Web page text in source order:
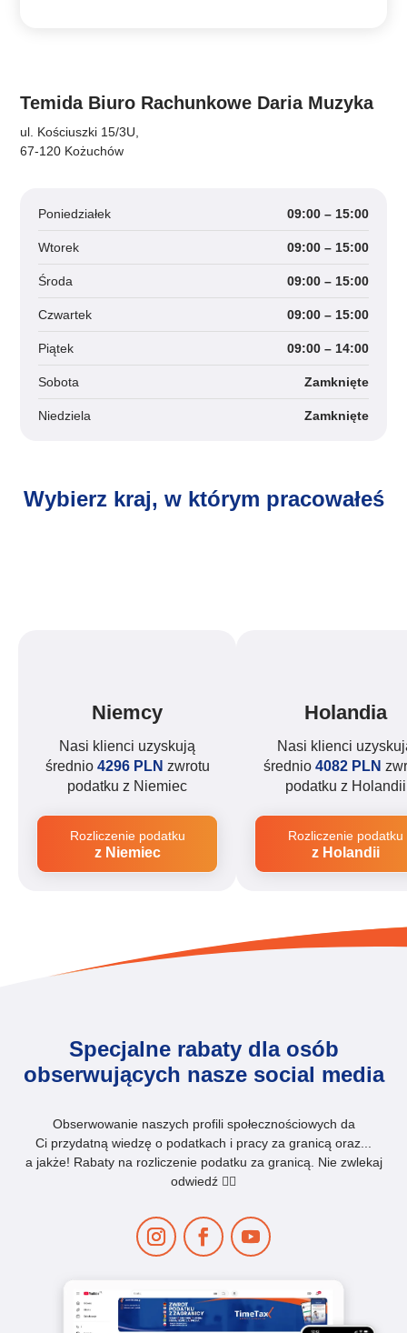
Temida Biuro Rachunkowe Daria Muzyka
ul. Kościuszki 15/3U,
67-120 Kożuchów
Poniedziałek 09:00 – 15:00
Wtorek 09:00 – 15:00
Środa 09:00 – 15:00
Czwartek 09:00 – 15:00
Piątek 09:00 – 14:00
Sobota Zamknięte
Niedziela Zamknięte
Wybierz kraj, w którym pracowałeś
Niemcy
Nasi klienci uzyskują
średnio 4296 PLN zwrotu
podatku z Niemiec
Rozliczenie podatku
z Niemiec
Holandia
Nasi klienci
średnio 4082 PLN
podatku z Holandii
Rozliczenie podatku
z Holandii
Specjalne rabaty dla osób
obserwujących nasze social media
Obserwowanie naszych profili społecznościowych da
Ci przydatną wiedzę o podatkach i pracy za granicą oraz...
a jakże! Rabaty na rozliczenie podatku za granicą. Nie zwlekaj
odwiedź 👇🏻